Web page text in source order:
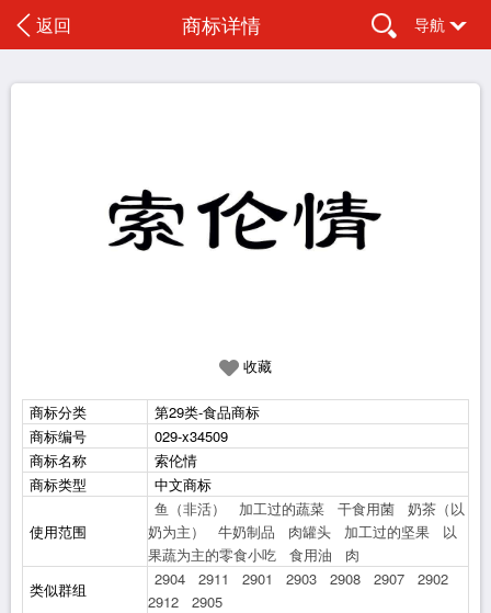
返回 商标详情 导航
收藏
商标分类
第29类-食品商标
商标编号
029-x34509
商标名称
索伦情
商标类型
中文商标
使用范围
鱼（非活） 加工过的蔬菜 干食用菌
奶茶（以
奶为主）
牛奶制品 肉罐头 加工过的坚果
以
果蔬为主的零食小吃
食用油
肉
类似群组
2904 2911 2901 2903 2908 2907
2902
2912
2905